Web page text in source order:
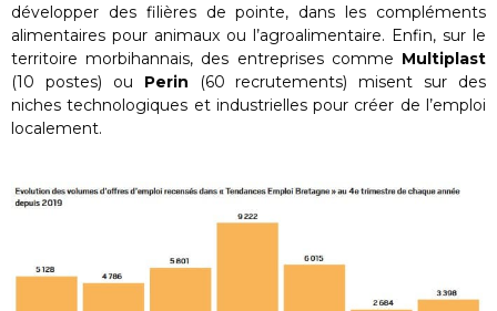
développer des filières de pointe, dans les compléments
alimentaires pour animaux ou l’agroalimentaire. Enfin, sur le
territoire morbihannais, des entreprises comme Multiplast
(10 postes) ou Perin (60 recrutements) misent sur des
niches technologiques et industrielles pour créer de l’emploi
localement.